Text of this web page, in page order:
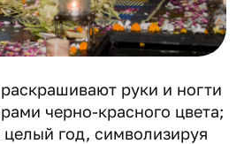
руки и ногти
черно-красного цвета;
год, символизируя